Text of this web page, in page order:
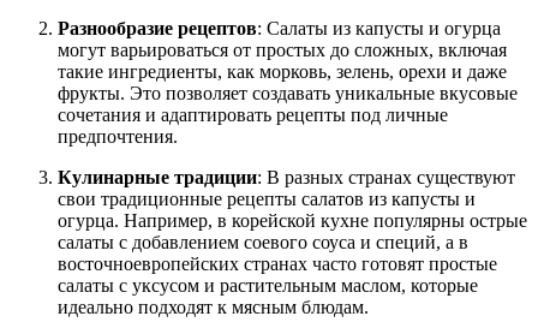
Разнообразие рецептов: Салаты из капусты и огурца
могут варьироваться от простых до сложных, включая
такие ингредиенты, как морковь, зелень, орехи и даже
фрукты. Это позволяет создавать уникальные вкусовые
сочетания и адаптировать рецепты под личные
предпочтения.
Кулинарные традиции: В разных странах существуют
свои традиционные рецепты салатов из капусты и
огурца. Например, в корейской кухне популярны острые
салаты с добавлением соевого соуса и специй, а в
восточноевропейских странах часто готовят простые
салаты с уксусом и растительным маслом, которые
идеально подходят к мясным блюдам.